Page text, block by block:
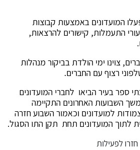
המועדונים באמצעות קבוצות
התעמלות, קישורים להרצאות,
צוינו ימי הולדת בביקור מנהלות
רצוף עם החברים.
ספר בעיר הביאו לחברי המועדונים
השבועות האחרונים התקיימה
למועדונים וכאמור השבוע חזרה
לתוך המועדונים תחת תקן התו הסגול.